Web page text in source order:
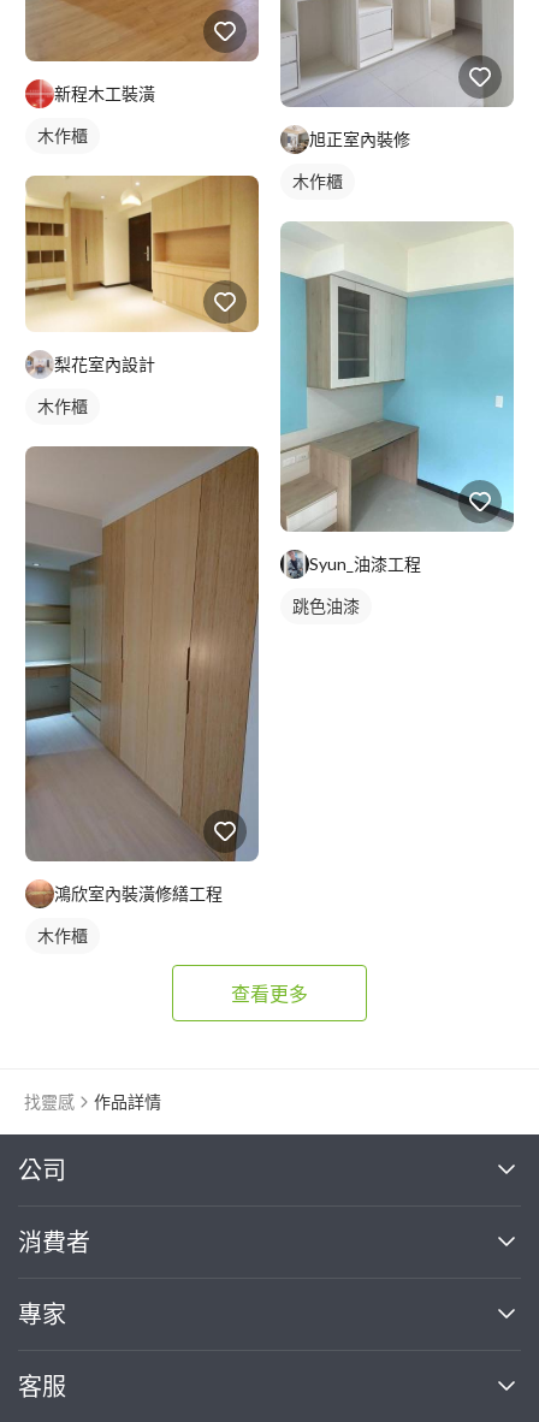
新程木工裝潢
木作櫃
梨花室內設計
木作櫃
鴻欣室內裝潢修繕工程
木作櫃
旭正室內裝修
木作櫃
Syun_油漆工程
跳色油漆
查看更多
找靈感 作品詳情
公司
關於我們
部落格
加入我們
消費者
買服務
熱門服務
專家
案件中心
客服
繼續完成